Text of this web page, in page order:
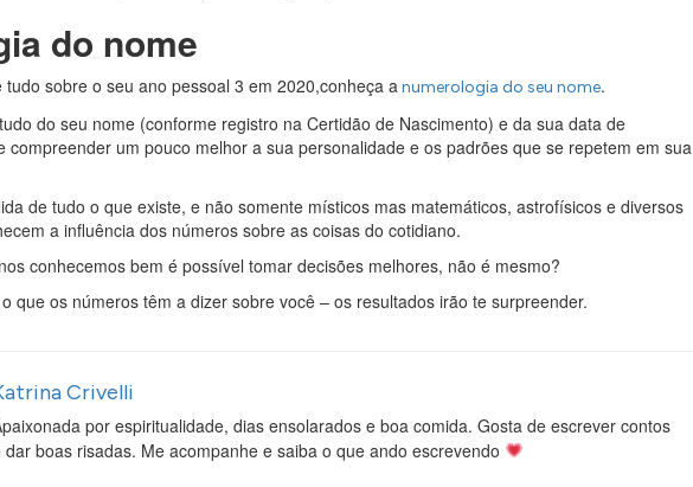
do nome
sobre o seu ano pessoal 3 em 2020,conheça anumerologia do seu nome.
do seu nome (conforme registro na Certidão de Nascimento) e da sua data de
compreender um pouco melhor a sua personalidade e os padrões que se repetem em sua
de tudo o que existe, e não somente místicos mas matemáticos, astrofísicos e diversos
a influência dos números sobre as coisas do cotidiano.
conhecemos bem é possível tomar decisões melhores, não é mesmo?
que os números têm a dizer sobre você – os resultados irão te surpreender.
Crivelli
por espiritualidade, dias ensolarados e boa comida. Gosta de escrever contos
dar boas risadas. Me acompanhe e saiba o que ando escrevendo